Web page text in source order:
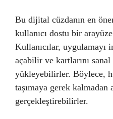
Bu dijital cüzdanın en
kullanıcı dostu bir
Kullanıcılar, uygulamayı
açabilir ve kartlarını
yükleyebilirler. Böylece,
taşımaya gerek kalmadan
gerçekleştirebilirler.